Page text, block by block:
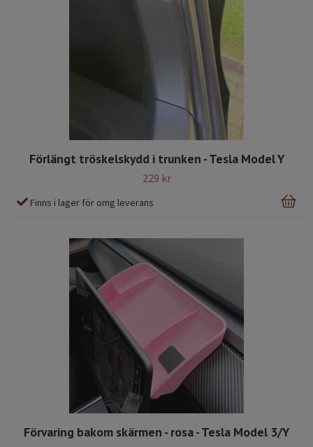
Förlängt tröskelskydd i trunken - Tesla Model Y
229 kr
Finns i lager för omg leverans
Förvaring bakom skärmen - rosa - Tesla Model 3/Y